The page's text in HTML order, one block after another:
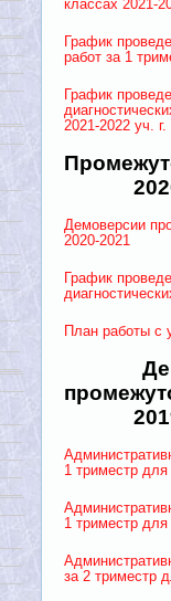
классах 2021-
График
работ за 1
График
2021-2022 уч. г.
Демоверсии
2020-2021
График
План работы с
1 триместр для
1 триместр
за 2 триместр